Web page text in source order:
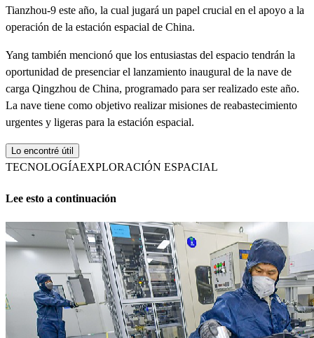
Tianzhou-9 este año, la cual jugará un papel crucial en el apoyo a la
operación de la estación espacial de China.
Yang también mencionó que los entusiastas del espacio tendrán la
oportunidad de presenciar el lanzamiento inaugural de la nave de
carga Qingzhou de China, programado para ser realizado este año.
La nave tiene como objetivo realizar misiones de reabastecimiento
urgentes y ligeras para la estación espacial.
Lo encontré útil
TECNOLOGÍAEXPLORACIÓN ESPACIAL
Lee esto a continuación